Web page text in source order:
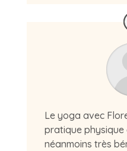
Le yoga avec
pratique physique
néanmoins très